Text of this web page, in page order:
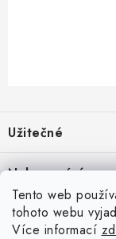
Tento web
tohoto webu
Více informací
p
a
Užitečné
Kontakt
Věrnostní program
Inspirujte se zákazníky
Nakupování
Jak nakupovat
Vrácení zboží
Blog